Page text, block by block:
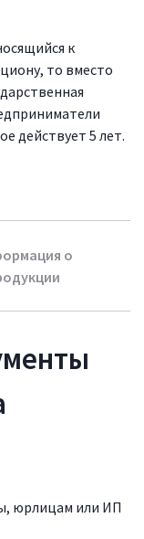
к
то вместо
действует 5 лет.
о
юрлицам или ИП